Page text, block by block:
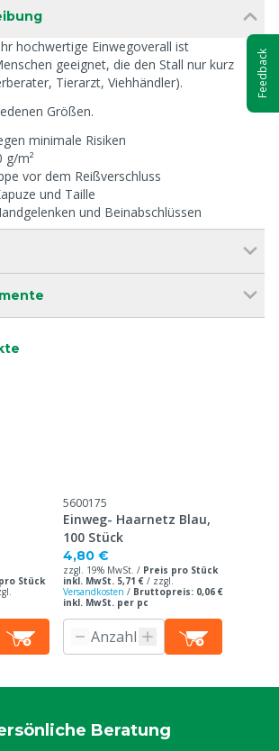
hochwertige Einwegoverall ist
geeignet, die den Stall nur kurz
Tierarzt, Viehhändler).
Größen.
minimale Risiken
g/m²
vor dem Reißverschluss
und Taille
und Beinabschlüssen
Stück
5600175
Einweg- Haarnetz Blau,
100 Stück
4,80 €
zzgl. 19% MwSt. / Preis pro Stück
inkl. MwSt. 5,71 € / zzgl.
Versandkosten / Bruttopreis: 0,06 €
inkl. MwSt. per pc
Beratung
Feedback